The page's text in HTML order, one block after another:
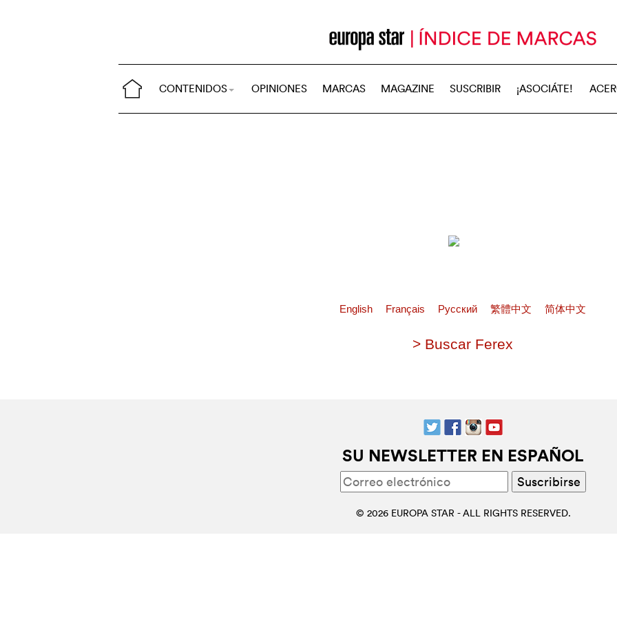
CONTENIDOS OPINIONES MARCAS MAGAZINE SUSCRIBIR ¡ASOCIÁTE!
English Français Pусский 繁體中文 简体中文
> Buscar Ferex
SU NEWSLETTER EN ESPAÑOL
© 2026 EUROPA STAR - ALL RIGHTS RESERVED.